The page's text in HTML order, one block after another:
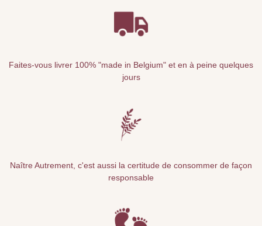
Faites-vous livrer 100% "made in Belgium" et en à peine quelques
jours
Naître Autrement, c'est aussi la certitude de consommer de façon
responsable